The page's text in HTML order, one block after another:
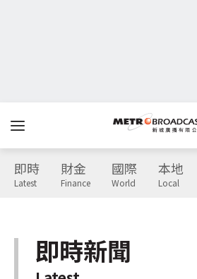
即時
Latest
財金
Finance
國際
World
本地
Local
即時新聞